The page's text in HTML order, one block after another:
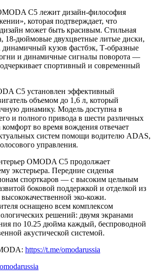
C5 лежит дизайн-философия
которая подтверждает, что
может быть красивым. Стильная
18-дюймовые двухцветные литые диски,
кузов фастбэк, Т-образные
и динамичные сигналы поворота —
спортивный и современный
C5 установлен эффективный
объемом до 1,6 л, который
динамику. Модель доступна в
и полного привода в шести различных
во время вождения отвечает
систем помощи водителю ADAS,
управления.
OMODA C5 продолжает
экстерьера. Передние сиденья
спорткаров — с высоким цельным
боковой поддержкой и отделкой из
эко-кожи.
оснащено всем комплексом
решений: двумя экранами
по 10.25 дюйма каждый, беспроводной
акустической системой.
https://t.me/omodarussia